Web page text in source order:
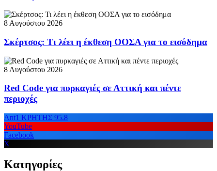
8 Αυγούστου 2026
Σκέρτσος: Τι λέει η έκθεση ΟΟΣΑ για το εισόδημα
8 Αυγούστου 2026
Red Code για πυρκαγιές σε Αττική και πέντε
περιοχές
Ant1 ΚΡΗΤΗΣ 95.8
YouTube
Facebook
X
Κατηγορίες